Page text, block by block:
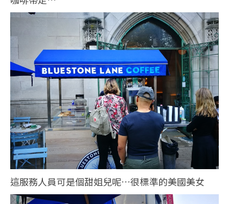
這服務人員可是個甜姐兒呢…很標準的美國美女